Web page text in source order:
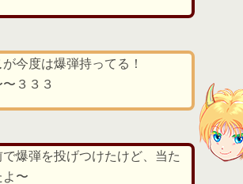
が今度は爆弾持ってる！
３３３
で爆弾を投げつけたけど、当た
よ〜